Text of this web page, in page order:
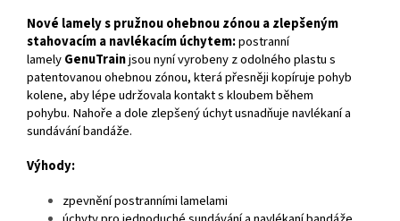
Nové lamely s pružnou ohebnou zónou a zlepšeným
stahovacím a navlékacím úchytem:postranní
lamelyGenuTrainjsou nyní vyrobeny z odolného plastu s
patentovanou ohebnou zónou, která přesněji kopíruje pohyb
kolene, aby lépe udržovala kontakt s kloubem během
pohybu. Nahoře a dole zlepšený úchyt usnadňuje navlékaní a
sundávání bandáže.
Výhody:
zpevnění postranními lamelami